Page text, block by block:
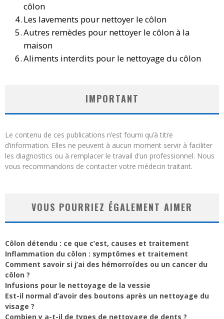
côlon
Les lavements pour nettoyer le côlon
Autres remèdes pour nettoyer le côlon à la
maison
Aliments interdits pour le nettoyage du côlon
IMPORTANT
Le contenu de ces publications n’est fourni qu’à titre
d’information. Elles ne peuvent à aucun moment servir à faciliter
les diagnostics ou à remplacer le travail d’un professionnel. Nous
vous recommandons de contacter votre médecin traitant.
VOUS POURRIEZ ÉGALEMENT AIMER
Côlon détendu : ce que c’est, causes et traitement
Inflammation du côlon : symptômes et traitement
Comment savoir si j’ai des hémorroïdes ou un cancer du
côlon ?
Infusions pour le nettoyage de la vessie
Est-il normal d’avoir des boutons après un nettoyage du
visage ?
Combien y a-t-il de types de nettoyage de dents ?